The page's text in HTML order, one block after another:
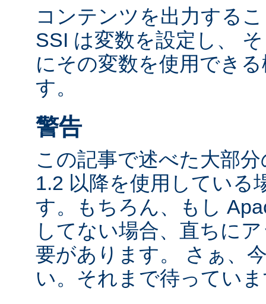
コンテンツを出力する
SSI は変数を設定し、
にその変数を使用でき
す。
警告
この記事で述べた大部
1.2 以降を使用している
す。もちろん、もし
してない場合、直ちに
要があります。 さぁ、
い。それまで待ってい